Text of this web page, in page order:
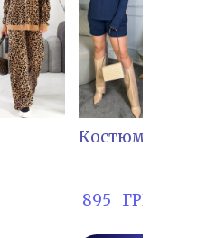
Костюм "СЕМ-
895   ГРН